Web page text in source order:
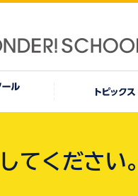
てください。